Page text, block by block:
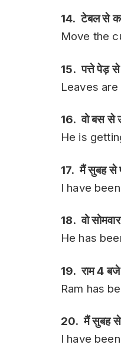
14. टेबल से
Move the
15. पत्ते पेड़ से
Leaves
16. वो बस से
He is
17. मैं सुबह से
I have
18. वो
He has
19. राम 4 बजे
Ram has
20. मैं सुबह से
I have